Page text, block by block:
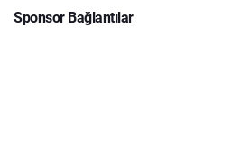
Sponsor Bağlantılar